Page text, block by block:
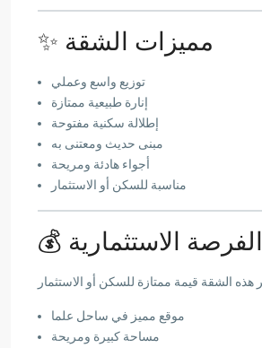
✨ مميزات الشقة
توزيع واسع وعملي
إنارة طبيعية ممتازة
إطلالة سكنية مفتوحة
مبنى حديث ومعتنى به
أجواء هادئة ومريحة
مناسبة للسكن أو الاستثمار
💰 الفرصة الاستثمارية
موقع مميز في ساحل علما
مساحة كبيرة ومريحة